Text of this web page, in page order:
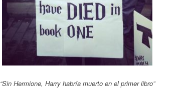
“Sin Hermione, Harry habría muerto en el primer libro”